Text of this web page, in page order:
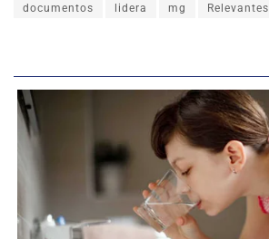
documentos lidera mg Relevantes